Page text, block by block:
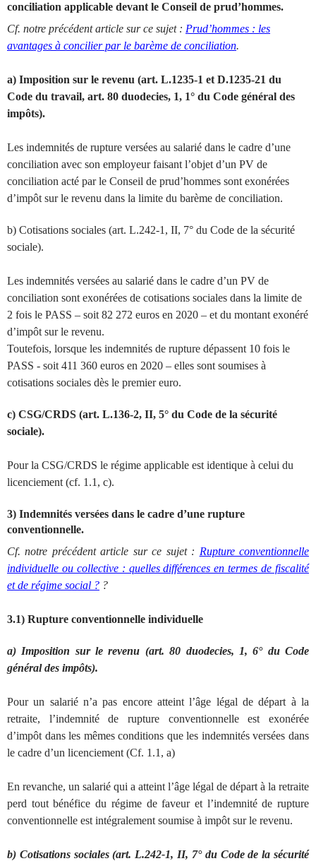
conciliation applicable devant le Conseil de prud’hommes.
Cf. notre précédent article sur ce sujet : Prud’hommes : les
avantages à concilier par le barème de conciliation.
a) Imposition sur le revenu (art. L.1235-1 et D.1235-21 du
Code du travail, art. 80 duodecies, 1, 1° du Code général des
impôts).
Les indemnités de rupture versées au salarié dans le cadre d’une
conciliation avec son employeur faisant l’objet d’un PV de
conciliation acté par le Conseil de prud’hommes sont exonérées
d’impôt sur le revenu dans la limite du barème de conciliation.
b) Cotisations sociales (art. L.242-1, II, 7° du Code de la sécurité
sociale).
Les indemnités versées au salarié dans le cadre d’un PV de
conciliation sont exonérées de cotisations sociales dans la limite de
2 fois le PASS – soit 82 272 euros en 2020 – et du montant exonéré
d’impôt sur le revenu.
Toutefois, lorsque les indemnités de rupture dépassent 10 fois le
PASS - soit 411 360 euros en 2020 – elles sont soumises à
cotisations sociales dès le premier euro.
c) CSG/CRDS (art. L.136-2, II, 5° du Code de la sécurité
sociale).
Pour la CSG/CRDS le régime applicable est identique à celui du
licenciement (cf. 1.1, c).
3) Indemnités versées dans le cadre d’une rupture
conventionnelle.
Cf. notre précédent article sur ce sujet : Rupture conventionnelle
individuelle ou collective : quelles différences en termes de fiscalité
et de régime social ? ?
3.1) Rupture conventionnelle individuelle
a) Imposition sur le revenu (art. 80 duodecies, 1, 6° du Code
général des impôts).
Pour un salarié n’a pas encore atteint l’âge légal de départ à la
retraite, l’indemnité de rupture conventionnelle est exonérée
d’impôt dans les mêmes conditions que les indemnités versées dans
le cadre d’un licenciement (Cf. 1.1, a)
En revanche, un salarié qui a atteint l’âge légal de départ à la retraite
perd tout bénéfice du régime de faveur et l’indemnité de rupture
conventionnelle est intégralement soumise à impôt sur le revenu.
b) Cotisations sociales (art. L.242-1, II, 7° du Code de la sécurité